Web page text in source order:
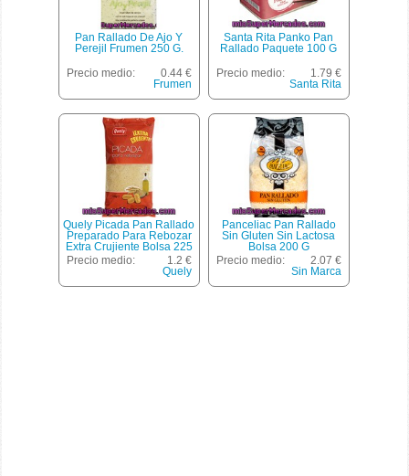
Pan Rallado De Ajo Y
Perejil Frumen 250 G.
Precio medio:
0.44 €
Frumen
Santa Rita Panko Pan
Rallado Paquete 100 G
Precio medio:
1.79 €
Santa Rita
Quely Picada Pan Rallado
Preparado Para Rebozar
Extra Crujiente Bolsa 225
G
Precio medio:
1.2 €
Quely
Panceliac Pan Rallado
Sin Gluten Sin Lactosa
Bolsa 200 G
Precio medio:
2.07 €
Sin Marca